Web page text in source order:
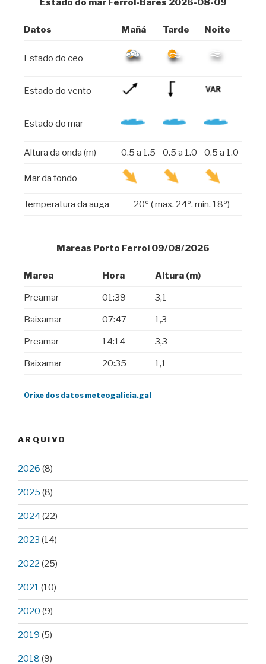
ARQUIVO
2026 (8)
2025 (8)
2024 (22)
2023 (14)
2022 (25)
2021 (10)
2020 (9)
2019 (5)
2018 (9)